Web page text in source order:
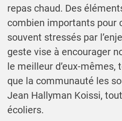
repas chaud. Des
combien importants pour
souvent stressés par
geste vise à encourager
le meilleur d’eux-
que la communauté les
Jean Hallyman Koissi,
écoliers.